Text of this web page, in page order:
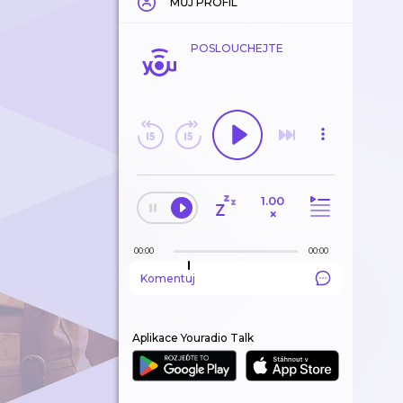
POSLOUCHEJTE
1.00
×
00:00 00:00
Komentuj
Aplikace Youradio Talk